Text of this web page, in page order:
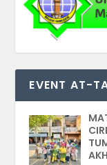
EVENT AT-